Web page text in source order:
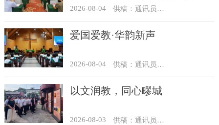
举办
2026-08-04 供稿：通讯员 汪浩
爱国爱教·华韵新声
2026-08-04 供稿：通讯员 景健美
以文润教，同心疁城
2026-08-03 供稿：通讯员 景健美